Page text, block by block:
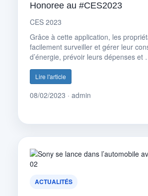
Honoree au #CES2023
CES 2023
Grâce à cette application, les
facilement surveiller et gérer leur
d’énergie, prévoir leurs dépenses et
Lire l'article
08/02/2023 · admin
ACTUALITÉS